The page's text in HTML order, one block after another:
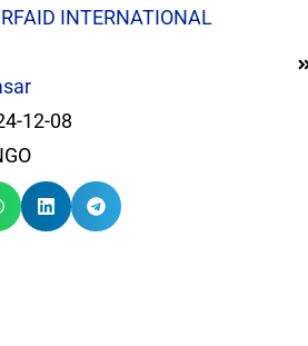
INTERNATIONAL
12-08